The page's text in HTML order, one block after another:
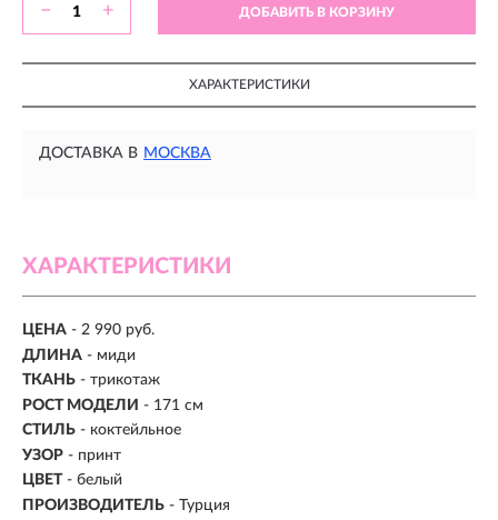
− + ДОБАВИТЬ В КОРЗИНУ
ХАРАКТЕРИСТИКИ
ДОСТАВКА В МОСКВА
ХАРАКТЕРИСТИКИ
ЦЕНА - 2 990 руб.
ДЛИНА - миди
ТКАНЬ - трикотаж
РОСТ МОДЕЛИ - 171 см
СТИЛЬ - коктейльное
УЗОР - принт
ЦВЕТ - белый
ПРОИЗВОДИТЕЛЬ - Турция